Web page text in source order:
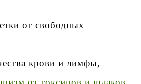
от свободных
крови и лимфы,
от токсинов и шлаков